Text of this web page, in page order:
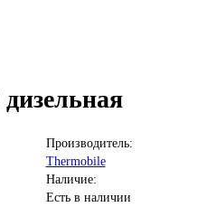
Производитель:
Thermobile
Наличие:
Есть в наличии